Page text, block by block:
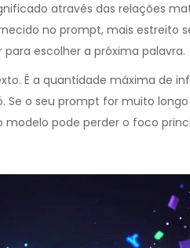
através das relações
no prompt, mais estreito
escolher a próxima palavra.
. É a quantidade máxima de
Se o seu prompt for muito
pode perder o foco